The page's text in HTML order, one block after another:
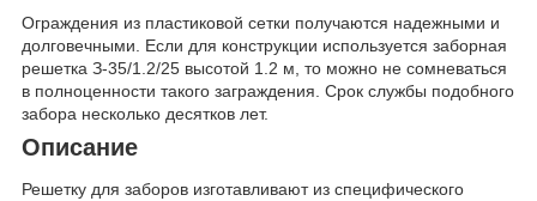
Ограждения из пластиковой сетки получаются надежными и
долговечными. Если для конструкции используется заборная
решетка З-35/1.2/25 высотой 1.2 м, то можно не сомневаться
в полноценности такого заграждения. Срок службы подобного
забора несколько десятков лет.
Описание
Решетку для заборов изготавливают из специфического